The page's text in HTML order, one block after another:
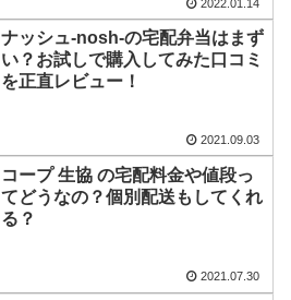
2022.01.14
ナッシュ-nosh-の宅配弁当はまず
い？お試しで購入してみた口コミ
を正直レビュー！
2021.09.03
コープ 生協 の宅配料金や値段っ
てどうなの？個別配送もしてくれ
る？
2021.07.30